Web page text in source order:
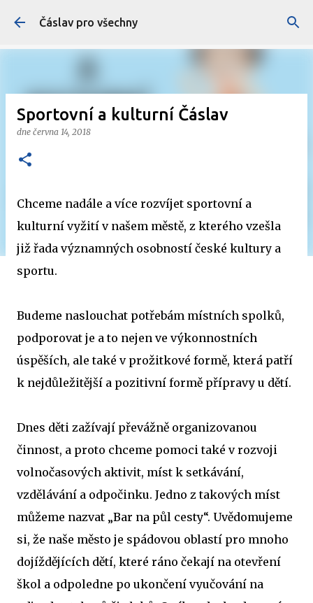
Přeskočit na hlavní obsah
Čáslav pro všechny
Sportovní a kulturní Čáslav
dne června 14, 2018
Chceme nadále a více rozvíjet sportovní a
kulturní vyžití v našem městě, z kterého vzešla
již řada významných osobností české kultury a
sportu.
Budeme naslouchat potřebám místních spolků,
podporovat je a to nejen ve výkonnostních
úspěších, ale také v prožitkové formě, která patří
k nejdůležitější a pozitivní formě přípravy u dětí.
Dnes děti zažívají převážně organizovanou
činnost, a proto chceme pomoci také v rozvoji
volnočasových aktivit, míst k setkávání,
vzdělávání a odpočinku. Jedno z takových míst
můžeme nazvat „Bar na půl cesty“. Uvědomujeme
si, že naše město je spádovou oblastí pro mnoho
dojíždějících dětí, které ráno čekají na otevření
škol a odpoledne po ukončení vyučování na